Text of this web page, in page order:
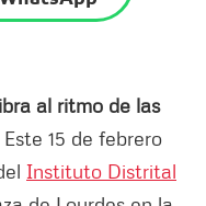
al ritmo de las
Este 15 de febrero
Instituto Distrital